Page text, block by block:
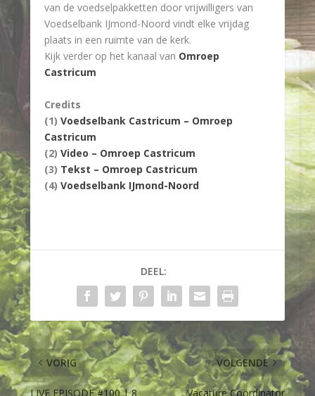
van de voedselpakketten door vrijwilligers van
Voedselbank IJmond-Noord vindt elke vrijdag
plaats in een ruimte van de kerk.
Kijk verder op het kanaal van Omroep
Castricum
Credits
(1) Voedselbank Castricum – Omroep
Castricum
(2) Video – Omroep Castricum
(3) Tekst – Omroep Castricum
(4) Voedselbank IJmond-Noord
DEEL:
VORIG
LIVE EPISODE #100 | 8
VOLGENDE
Vacature Coördinator